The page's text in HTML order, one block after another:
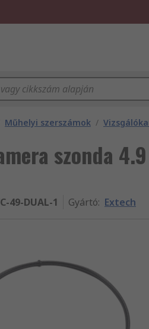
Műhelyi szerszámok /
szonda
49-DUAL-1 Gyártó: Extech